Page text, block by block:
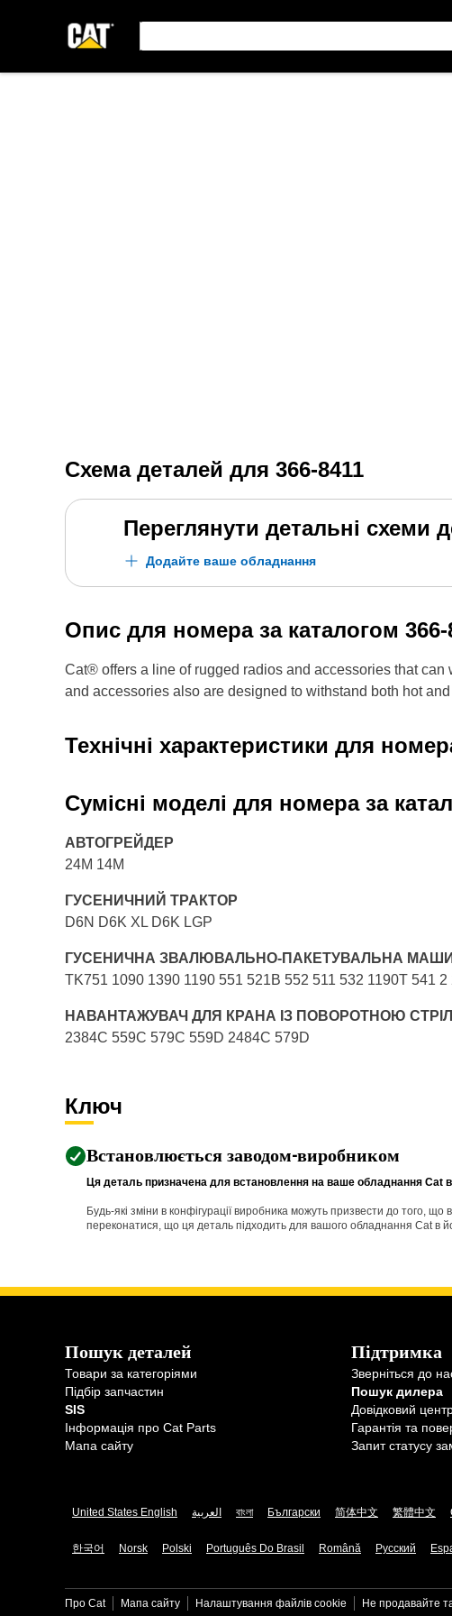
Схема деталей для 366-8411
Переглянути детальні схеми
Додайте ваше обладнання
Опис для номера за каталогом 366-
Cat® offers a line of rugged radios and accessories that
and accessories also are designed to withstand both hot
Технічні характеристики для
Сумісні моделі для номера за
АВТОГРЕЙДЕР
24M 14M
ГУСЕНИЧНИЙ ТРАКТОР
D6N D6K XL D6K LGP
ГУСЕНИЧНА ЗВАЛЮВАЛЬНО-ПАКЕТУВАЛЬНА
TK751 1090 1390 1190 551 521B 552 511 532 1190T 541
НАВАНТАЖУВАЧ ДЛЯ КРАНА ІЗ ПОВОРОТНОЮ
2384C 559C 579C 559D 2484C 579D
Ключ
Встановлюється заводом-виробником
Ця деталь призначена для встановлення на ваше обладнання Cat
Будь-які зміни в конфігурації виробника можуть призвести до того,
переконатися, що ця деталь підходить для вашого обладнання Cat в
Пошук деталей
Товари за категоріями
Підбір запчастин
SIS
Інформація про Cat Parts
Мапа сайту
Підтримка
Зверніться до
Пошук дилера
Довідковий
Гарантія та
Запит статусу
United States English العربية বাংলা Български 简体中文 繁體中文
한국어 Norsk Polski Português Do Brasil Română Русский
Про Cat Мапа сайту Налаштування файлів​ cookie Не продавайте